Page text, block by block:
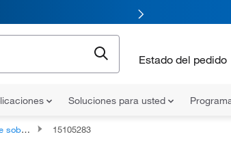
Estado del pedido
Soluciones para usted
15105283